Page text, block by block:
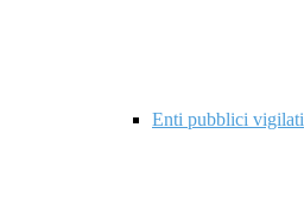
Enti pubblici vigilati